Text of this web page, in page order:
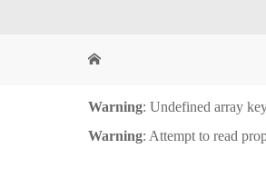
Warning: Undefined array
Warning: Attempt to read